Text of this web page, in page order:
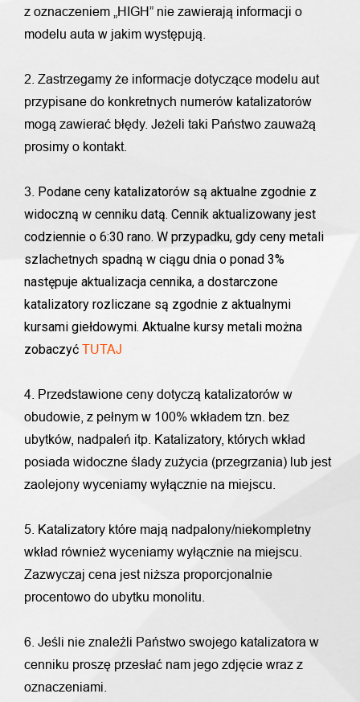
z oznaczeniem „HIGH” nie zawierają informacji o
modelu auta w jakim występują.
2. Zastrzegamy że informacje dotyczące modelu aut
przypisane do konkretnych numerów katalizatorów
mogą zawierać błędy. Jeżeli taki Państwo zauważą
prosimy o kontakt.
3. Podane ceny katalizatorów są aktualne zgodnie z
widoczną w cenniku datą. Cennik aktualizowany jest
codziennie o 6:30 rano. W przypadku, gdy ceny metali
szlachetnych spadną w ciągu dnia o ponad 3%
następuje aktualizacja cennika, a dostarczone
katalizatory rozliczane są zgodnie z aktualnymi
kursami giełdowymi. Aktualne kursy metali można
zobaczyć TUTAJ
4. Przedstawione ceny dotyczą katalizatorów w
obudowie, z pełnym w 100% wkładem tzn. bez
ubytków, nadpaleń itp. Katalizatory, których wkład
posiada widoczne ślady zużycia (przegrzania) lub jest
zaolejony wyceniamy wyłącznie na miejscu.
5. Katalizatory które mają nadpalony/niekompletny
wkład również wyceniamy wyłącznie na miejscu.
Zazwyczaj cena jest niższa proporcjonalnie
procentowo do ubytku monolitu.
6. Jeśli nie znaleźli Państwo swojego katalizatora w
cenniku proszę przesłać nam jego zdjęcie wraz z
oznaczeniami.